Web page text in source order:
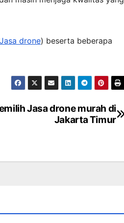
Jasa drone) beserta beberapa
Jasa drone murah di
Jakarta Timur